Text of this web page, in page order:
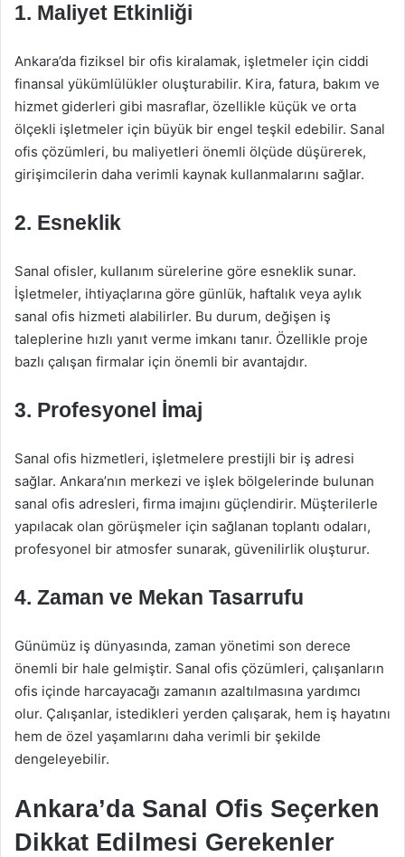
1. Maliyet Etkinliği
Ankara’da fiziksel bir ofis kiralamak, işletmeler için ciddi
finansal yükümlülükler oluşturabilir. Kira, fatura, bakım ve
hizmet giderleri gibi masraflar, özellikle küçük ve orta
ölçekli işletmeler için büyük bir engel teşkil edebilir. Sanal
ofis çözümleri, bu maliyetleri önemli ölçüde düşürerek,
girişimcilerin daha verimli kaynak kullanmalarını sağlar.
2. Esneklik
Sanal ofisler, kullanım sürelerine göre esneklik sunar.
İşletmeler, ihtiyaçlarına göre günlük, haftalık veya aylık
sanal ofis hizmeti alabilirler. Bu durum, değişen iş
taleplerine hızlı yanıt verme imkanı tanır. Özellikle proje
bazlı çalışan firmalar için önemli bir avantajdır.
3. Profesyonel İmaj
Sanal ofis hizmetleri, işletmelere prestijli bir iş adresi
sağlar. Ankara’nın merkezi ve işlek bölgelerinde bulunan
sanal ofis adresleri, firma imajını güçlendirir. Müşterilerle
yapılacak olan görüşmeler için sağlanan toplantı odaları,
profesyonel bir atmosfer sunarak, güvenilirlik oluşturur.
4. Zaman ve Mekan Tasarrufu
Günümüz iş dünyasında, zaman yönetimi son derece
önemli bir hale gelmiştir. Sanal ofis çözümleri, çalışanların
ofis içinde harcayacağı zamanın azaltılmasına yardımcı
olur. Çalışanlar, istedikleri yerden çalışarak, hem iş hayatını
hem de özel yaşamlarını daha verimli bir şekilde
dengeleyebilir.
Ankara’da Sanal Ofis Seçerken
Dikkat Edilmesi Gerekenler